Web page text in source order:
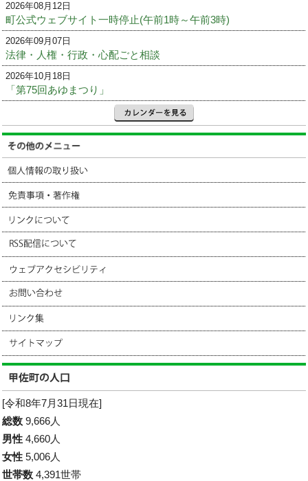
2026年08月12日
町公式ウェブサイト一時停止(午前1時～午前3時)
2026年09月07日
法律・人権・行政・心配ごと相談
2026年10月18日
「第75回あゆまつり」
[令和8年7月31日現在]
総数 9,666人
男性 4,660人
女性 5,006人
世帯数 4,391世帯